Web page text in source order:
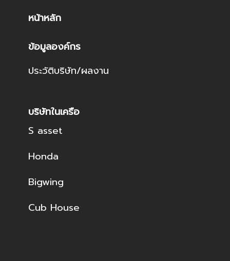
หน้าหลัก
ข้อมูลองค์กร
ประวัติบริษัท/ผลงาน
บริษัทในเครือ
S asset
Honda
Bigwing
Cub House